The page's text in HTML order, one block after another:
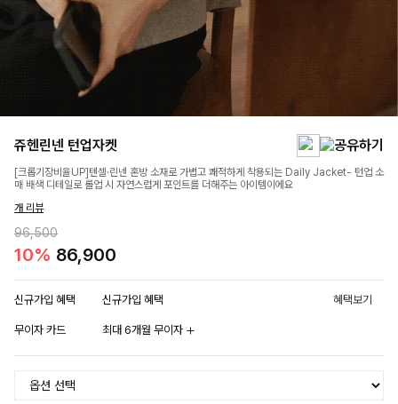
쥬헨린넨 턴업자켓
[크롭기장비율UP]텐셀·린넨 혼방 소재로 가볍고 쾌적하게 착용되는 Daily Jacket- 턴업 소
매 배색 디테일로 롤업 시 자연스럽게 포인트를 더해주는 아이템이에요
개 리뷰
96,500
10% 86,900
신규가입 혜택 신규가입 혜택 혜택보기
무이자 카드 최대 6개월 무이자